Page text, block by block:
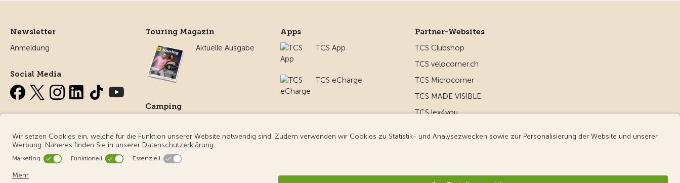
Newsletter
Anmeldung
Social Media
Touring Magazin
Aktuelle Ausgabe
Camping
Camping
Apps
TCS App
TCS eCharge
Partner-Websites
TCS Clubshop
TCS velocorner.ch
TCS Microcorner
TCS MADE VISIBLE
TCS lex4you